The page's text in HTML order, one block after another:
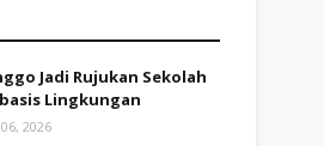
Jadi Rujukan Sekolah
Lingkungan
2026